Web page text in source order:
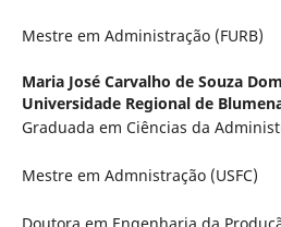
Mestre em Administração (FURB)
Maria José Carvalho de Souza
Universidade Regional de
Graduada em Ciências da
Mestre em Admnistração (USFC)